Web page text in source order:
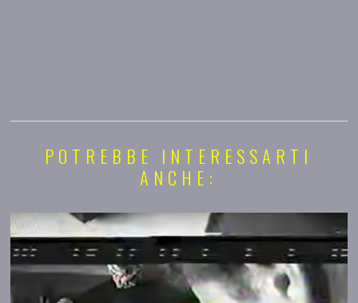
POTREBBE INTERESSARTI
ANCHE: